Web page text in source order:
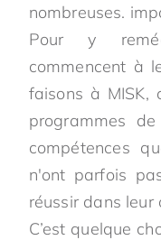
nombreuses.
Pour y
commencent à
faisons à MISK,
programmes
compétences
n'ont parfois
réussir dans leur
C’est quelque